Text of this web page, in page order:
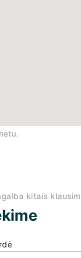
kitais